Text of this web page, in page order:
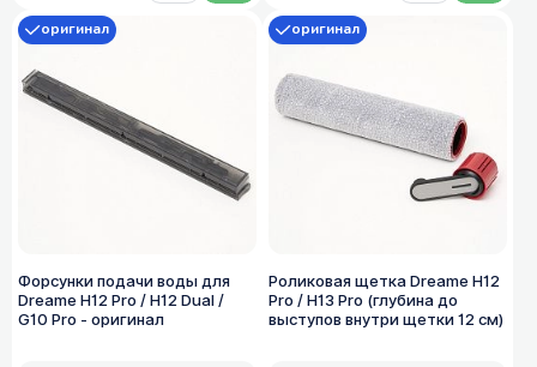
Форсунки подачи воды для
Dreame H12 Pro / H12 Dual /
G10 Pro - оригинал
оригинал
Роликовая щетка Dreame H12
Pro / H13 Pro (глубина до
выступов внутри щетки 12 см)
оригинал